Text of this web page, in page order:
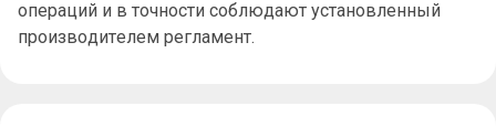
операций и в точности соблюдают установленный
производителем регламент.